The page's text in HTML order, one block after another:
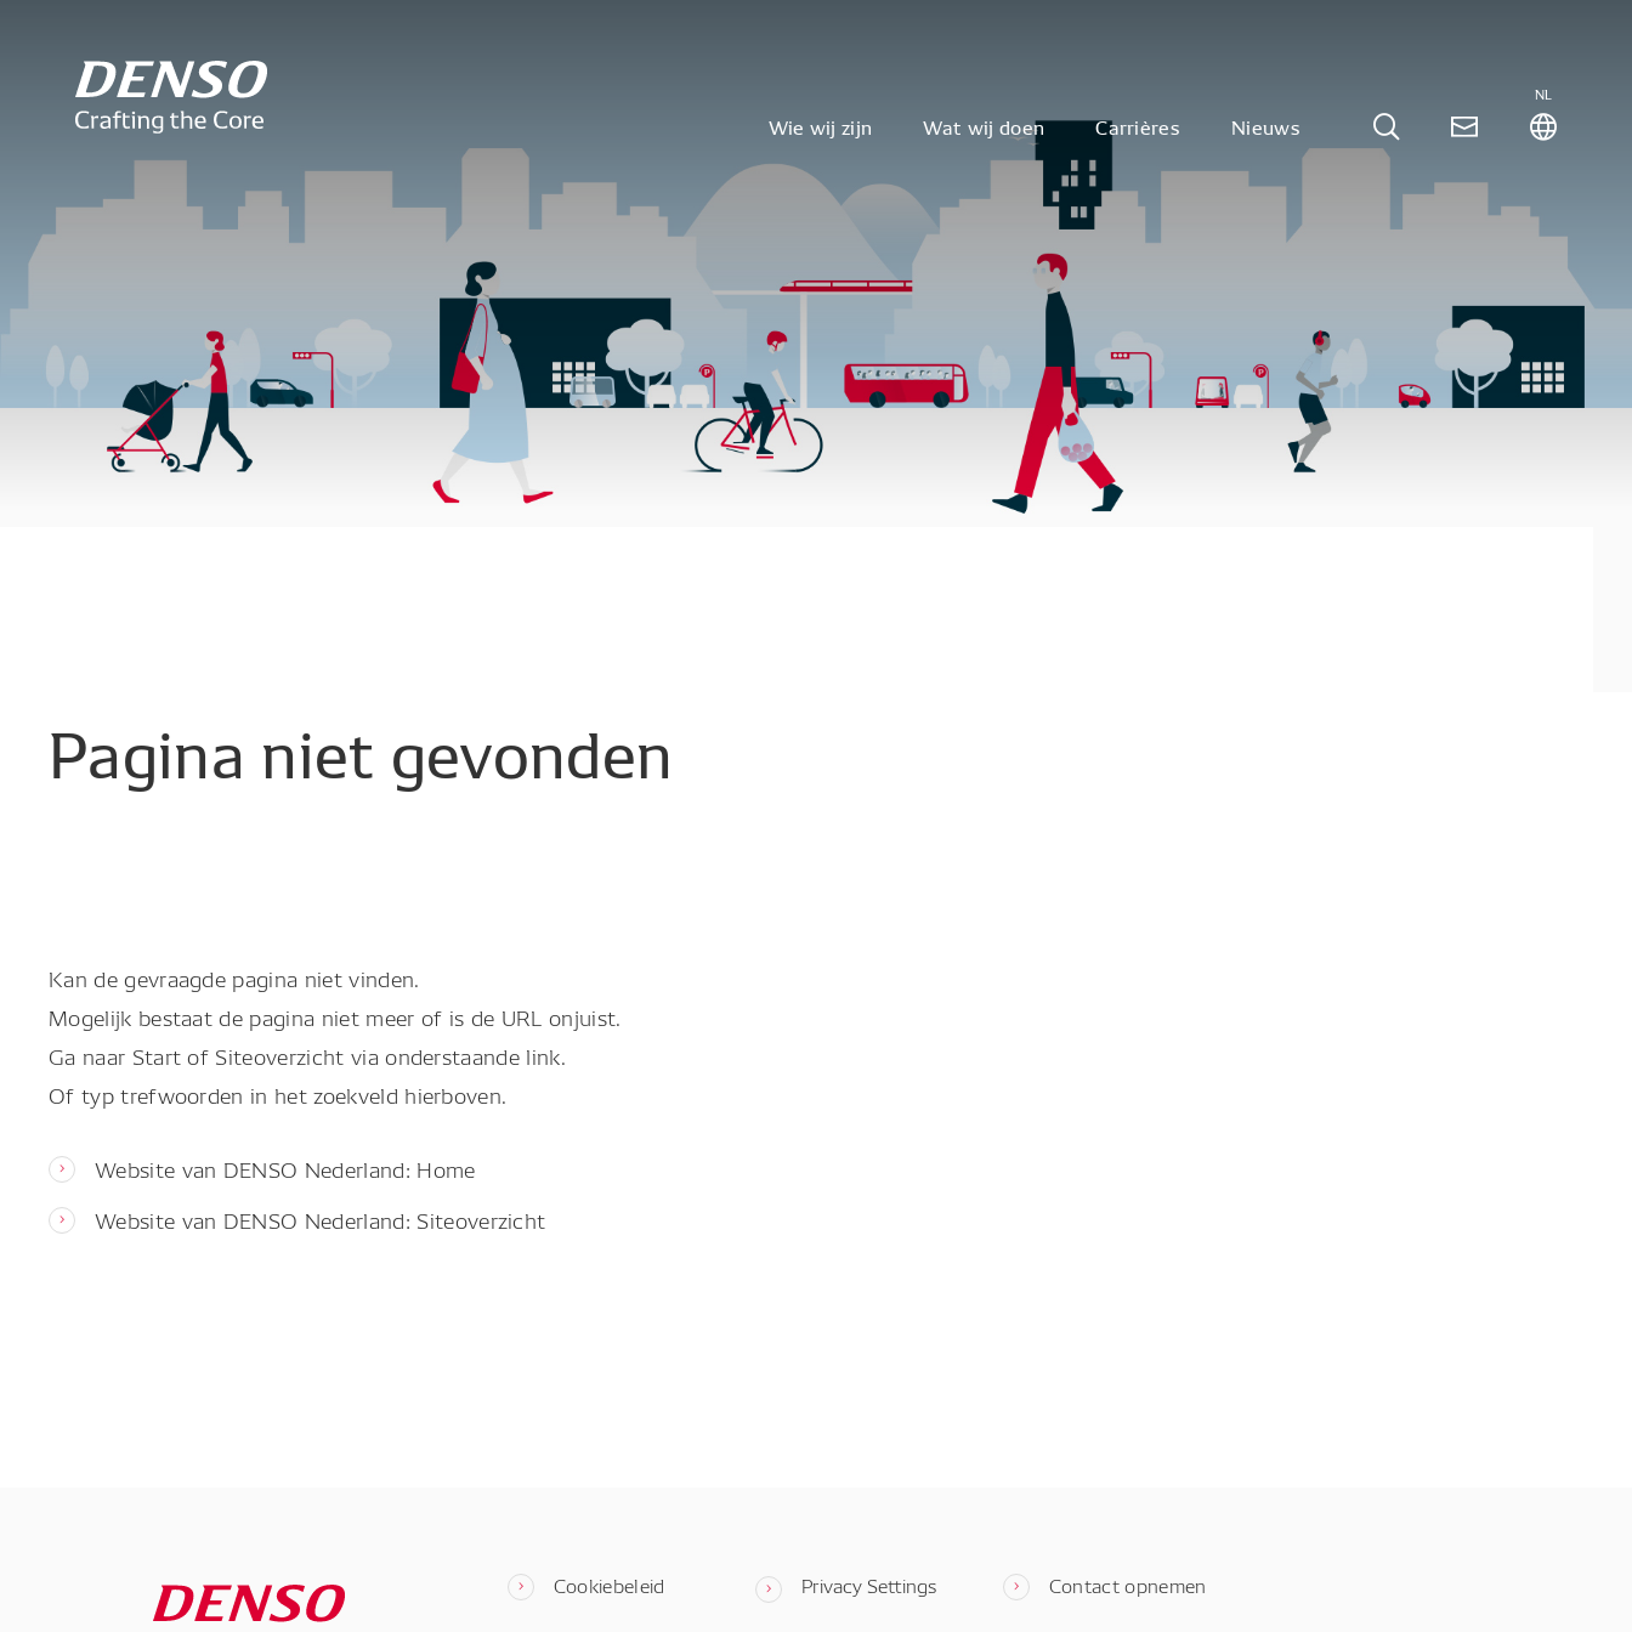
Wie wij zijn Wat wij doen Carrières Nieuws
NL
Pagina niet gevonden
Kan de gevraagde pagina niet vinden.
Mogelijk bestaat de pagina niet meer of is de URL onjuist.
Ga naar Start of Siteoverzicht via onderstaande link.
Of typ trefwoorden in het zoekveld hierboven.
Website van DENSO Nederland: Home
Website van DENSO Nederland: Siteoverzicht
Cookiebeleid Privacy Settings Contact opnemen